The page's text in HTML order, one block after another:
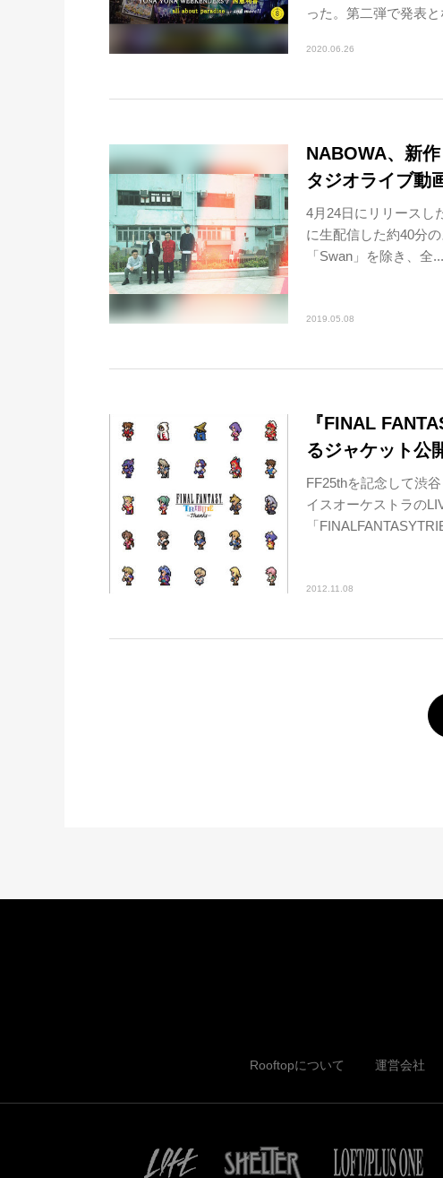
った。第二弾で発表
2020.06.26
NABOWA、新
タジオライブ動
4月24日にリリースし
に生配信した約40分
「Swan」を除き、全...
2019.05.08
『FINAL
るジャケット公
FF25thを記念して渋
イスオーケストラの
「
2012.11.08
Rooftopについて 運営会社